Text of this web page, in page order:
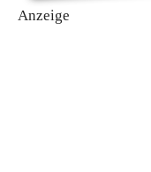
Anzeige